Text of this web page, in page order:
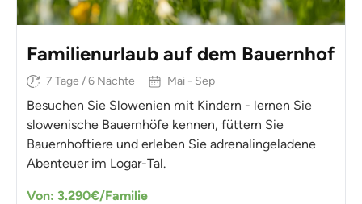
Familienurlaub auf dem Bauernhof
7 Tage / 6 Nächte Mai - Sep
Besuchen Sie Slowenien mit Kindern - lernen Sie
slowenische Bauernhöfe kennen, füttern Sie
Bauernhoftiere und erleben Sie adrenalingeladene
Abenteuer im Logar-Tal.
Von: 3.290€/Familie